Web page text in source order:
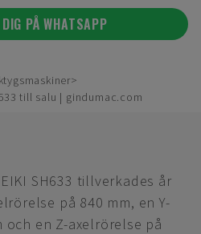
PÅ WHATSAPP
till salu | gindumac.com
SH633 tillverkades år
på 840 mm, en Y-
och en Z-axelrörelse på